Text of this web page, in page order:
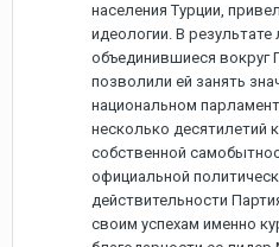
населения Турции,
идеологии. В
объединившиеся вокруг
позволили ей занять
национальном
несколько десятилетий
собственной
официальной
действительности
своим успехам именно